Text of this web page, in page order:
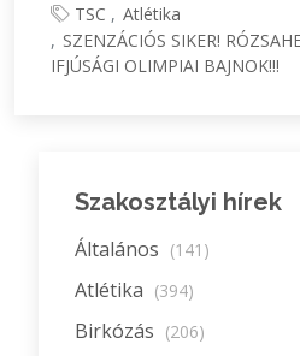
TSC
Atlétika
SZENZÁCIÓS SIKER!
IFJÚSÁGI OLIMPIAI BAJNOK!!!
Szakosztályi hírek
Általános (141)
Atlétika (394)
Birkózás (206)